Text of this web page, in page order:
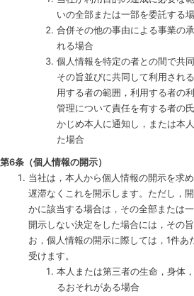
いの全部または一部を委託する
合併その他の事由による事業の
れる場合
個人情報を特定の者との間で共
その旨並びに共同して利用され
用する者の範囲，利用する者の
管理について責任を有する者の
かじめ本人に通知し，または本
た場合
第6条（個人情報の開示）
当社は，本人から個人情報の開示を求
遅滞なくこれを開示します。ただし，
かに該当する場合は，その全部または
開示しない決定をした場合には，その
お，個人情報の開示に際しては，1件あ
受けます。
本人または第三者の生命，身体
るおそれがある場合